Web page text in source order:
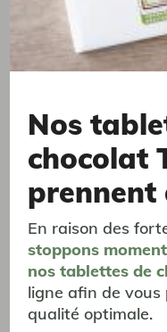
promotion
promotion
Nos
chocolat
prennent
En raison des
stoppons
nos tablettes de
ligne afin de
qualité optimale.